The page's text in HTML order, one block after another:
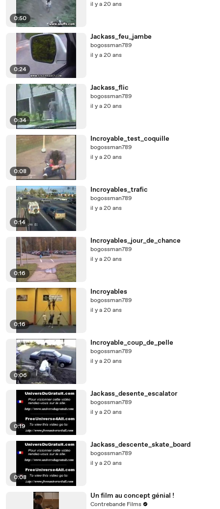
0:50
il y a 20 ans
0:24
Jackass_feu_jambe
bogossman789
il y a 20 ans
0:34
Jackass_flic
bogossman789
il y a 20 ans
0:08
Incroyable_test_coquille
bogossman789
il y a 20 ans
0:14
Incroyables_trafic
bogossman789
il y a 20 ans
0:16
Incroyables_jour_de_chance
bogossman789
il y a 20 ans
0:16
Incroyables
bogossman789
il y a 20 ans
0:06
Incroyable_coup_de_pelle
bogossman789
il y a 20 ans
0:19
Jackass_desente_escalator
bogossman789
il y a 20 ans
0:08
Jackass_descente_skate_board
bogossman789
il y a 20 ans
Un film au concept génial !
Contrebande Films